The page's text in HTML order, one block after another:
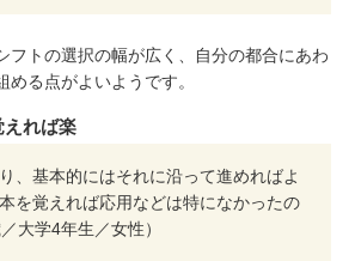
フトの選択の幅が広く、自分の都合にあわ
る点がよいようです。
えれば楽
、基本的にはそれに沿って進めればよ
を覚えれば応用などは特になかったの
大学4年生／女性）